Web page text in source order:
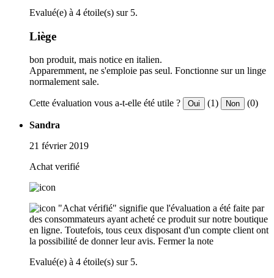
Evalué(e) à 4 étoile(s) sur 5.
Liège
bon produit, mais notice en italien.
Apparemment, ne s'emploie pas seul. Fonctionne sur un linge
normalement sale.
Cette évaluation vous a-t-elle été utile ? Oui (1) Non (0)
Sandra
21 février 2019
Achat verifié
"Achat vérifié" signifie que l'évaluation a été faite par
des consommateurs ayant acheté ce produit sur notre boutique
en ligne. Toutefois, tous ceux disposant d'un compte client ont
la possibilité de donner leur avis. Fermer la note
Evalué(e) à 4 étoile(s) sur 5.